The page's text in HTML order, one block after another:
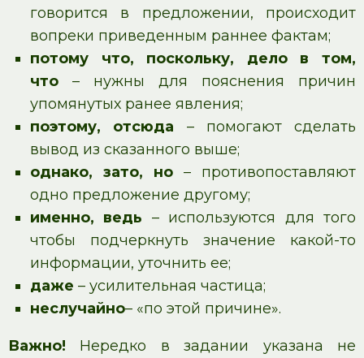
говорится в предложении, происходит
вопреки приведенным раннее фактам;
потому что, поскольку, дело в том,
что – нужны для пояснения причин
упомянутых ранее явления;
поэтому, отсюда – помогают сделать
вывод из сказанного выше;
однако, зато, но – противопоставляют
одно предложение другому;
именно, ведь – используются для того
чтобы подчеркнуть значение какой-то
информации, уточнить ее;
даже – усилительная частица;
неслучайно– «по этой причине».
Важно! Нередко в задании указана не